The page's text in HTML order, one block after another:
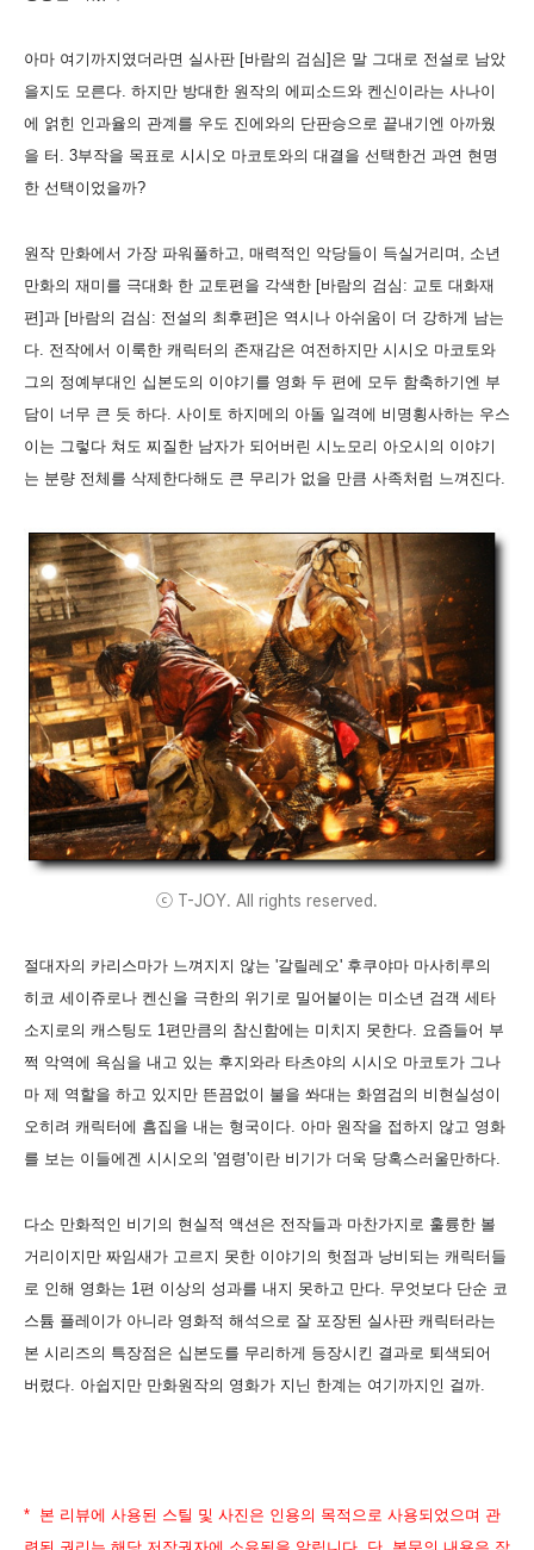
아마 여기까지였더라면 실사판 [바람의 검심]은 말 그대로 전설로 남았
을지도 모른다. 하지만 방대한 원작의 에피소드와 켄신이라는 사나이
에 얽힌 인과율의 관계를 우도 진에와의 단판승으로 끝내기엔 아까웠
을 터. 3부작을 목표로 시시오 마코토와의 대결을 선택한건 과연 현명
한 선택이었을까?
원작 만화에서 가장 파워풀하고, 매력적인 악당들이 득실거리며, 소년
만화의 재미를 극대화 한 교토편을 각색한 [바람의 검심: 교토 대화재
편]과 [바람의 검심: 전설의 최후편]은 역시나 아쉬움이 더 강하게 남는
다. 전작에서 이룩한 캐릭터의 존재감은 여전하지만 시시오 마코토와
그의 정예부대인 십본도의 이야기를 영화 두 편에 모두 함축하기엔 부
담이 너무 큰 듯 하다. 사이토 하지메의 아돌 일격에 비명횡사하는 우스
이는 그렇다 쳐도 찌질한 남자가 되어버린 시노모리 아오시의 이야기
는 분량 전체를 삭제한다해도 큰 무리가 없을 만큼 사족처럼 느껴진다.
ⓒ T-JOY. All rights reserved.
절대자의 카리스마가 느껴지지 않는 '갈릴레오' 후쿠야마 마사히루의
히코 세이쥬로나 켄신을 극한의 위기로 밀어붙이는 미소년 검객 세타
소지로의 캐스팅도 1편만큼의 참신함에는 미치지 못한다. 요즘들어 부
쩍 악역에 욕심을 내고 있는 후지와라 타츠야의 시시오 마코토가 그나
마 제 역할을 하고 있지만 뜬끔없이 불을 쏴대는 화염검의 비현실성이
오히려 캐릭터에 흠집을 내는 형국이다. 아마 원작을 접하지 않고 영화
를 보는 이들에겐 시시오의 '염령'이란 비기가 더욱 당혹스러울만하다.
다소 만화적인 비기의 현실적 액션은 전작들과 마찬가지로 훌륭한 볼
거리이지만 짜임새가 고르지 못한 이야기의 헛점과 낭비되는 캐릭터들
로 인해 영화는 1편 이상의 성과를 내지 못하고 만다. 무엇보다 단순 코
스튬 플레이가 아니라 영화적 해석으로 잘 포장된 실사판 캐릭터라는
본 시리즈의 특장점은 십본도를 무리하게 등장시킨 결과로 퇴색되어
버렸다. 아쉽지만 만화원작의 영화가 지닌 한계는 여기까지인 걸까.
* 본 리뷰에 사용된 스틸 및 사진은 인용의 목적으로 사용되었으며 관